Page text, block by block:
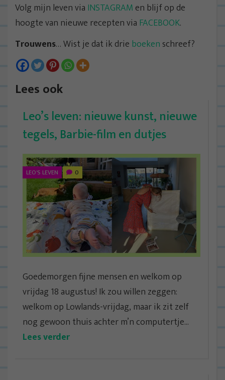
Volg mijn leven via INSTAGRAM en blijf op de
hoogte van nieuwe recepten via FACEBOOK.
Trouwens… Wist je dat ik drie boeken schreef?
Lees ook
Leo’s leven: nieuwe kunst, nieuwe
tegels, Barbie-film en dutjes
LEO'S LEVEN 0
Goedemorgen fijne mensen en welkom op
vrijdag 18 augustus! Ik zou willen zeggen:
welkom op Lowlands-vrijdag, maar ik zit zelf
nog gewoon thuis achter m’n computertje...
Lees verder